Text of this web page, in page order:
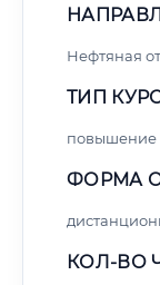
Нефтяная
ТИП
повышение
ФОРМА
КОЛ-ВО